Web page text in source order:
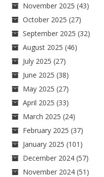
November 2025 (43)
October 2025 (27)
September 2025 (32)
August 2025 (46)
July 2025 (27)
June 2025 (38)
May 2025 (27)
April 2025 (33)
March 2025 (24)
February 2025 (37)
January 2025 (101)
December 2024 (57)
November 2024 (51)